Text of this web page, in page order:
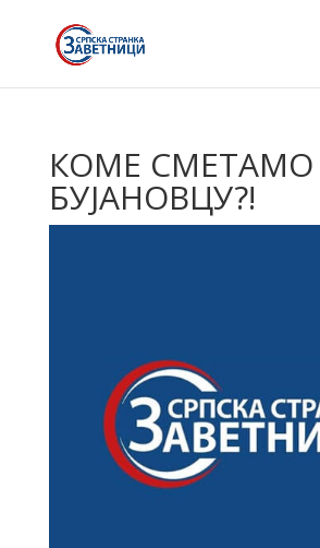
КОМЕ СМЕТАМО
БУЈАНОВЦУ?!